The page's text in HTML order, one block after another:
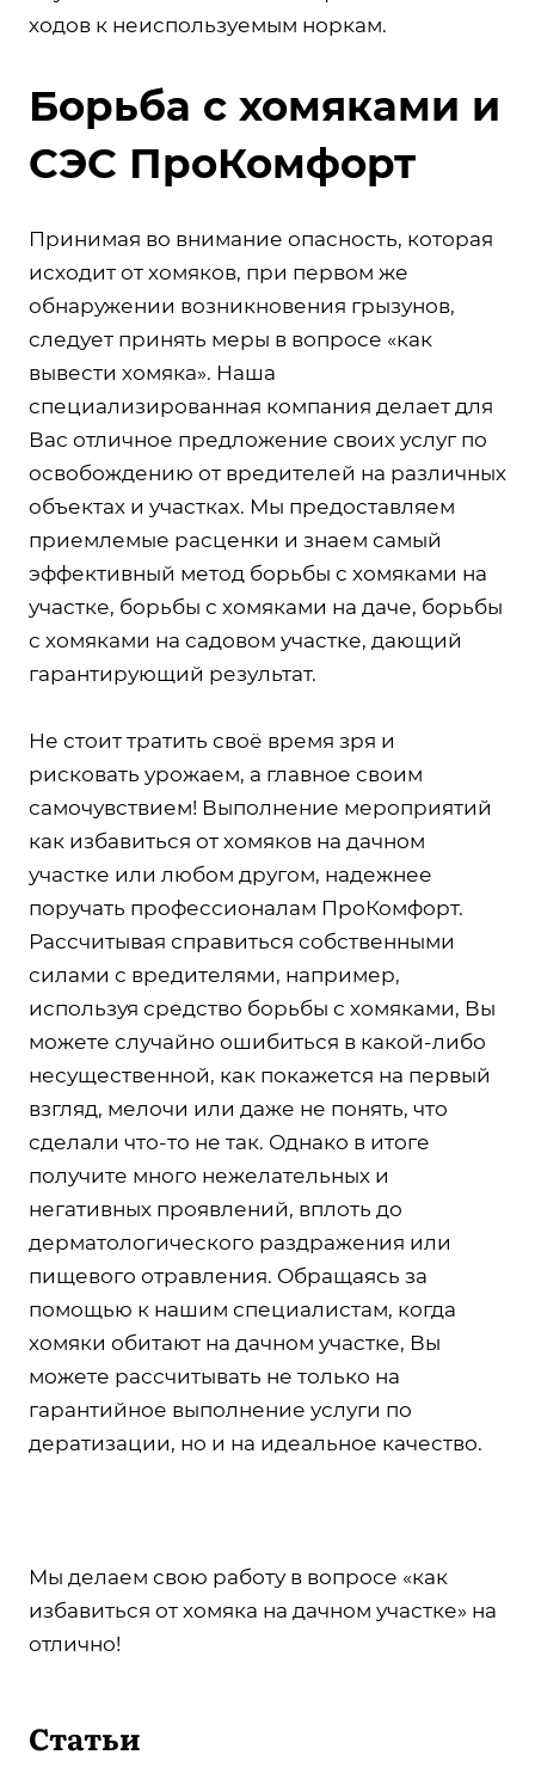
ходов к неиспользуемым норкам.
Борьба с хомяками и
СЭС ПроКомфорт
Принимая во внимание опасность, которая
исходит от хомяков, при первом же
обнаружении возникновения грызунов,
следует принять меры в вопросе «как
вывести хомяка». Наша
специализированная компания делает для
Вас отличное предложение своих услуг по
освобождению от вредителей на различных
объектах и участках. Мы предоставляем
приемлемые расценки и знаем самый
эффективный метод борьбы с хомяками на
участке, борьбы с хомяками на даче, борьбы
с хомяками на садовом участке, дающий
гарантирующий результат.
Не стоит тратить своё время зря и
рисковать урожаем, а главное своим
самочувствием! Выполнение мероприятий
как избавиться от хомяков на дачном
участке или любом другом, надежнее
поручать профессионалам ПроКомфорт.
Рассчитывая справиться собственными
силами с вредителями, например,
используя средство борьбы с хомяками, Вы
можете случайно ошибиться в какой-либо
несущественной, как покажется на первый
взгляд, мелочи или даже не понять, что
сделали что-то не так. Однако в итоге
получите много нежелательных и
негативных проявлений, вплоть до
дерматологического раздражения или
пищевого отравления. Обращаясь за
помощью к нашим специалистам, когда
хомяки обитают на дачном участке, Вы
можете рассчитывать не только на
гарантийное выполнение услуги по
дератизации, но и на идеальное качество.
Мы делаем свою работу в вопросе «как
избавиться от хомяка на дачном участке» на
отлично!
Статьи